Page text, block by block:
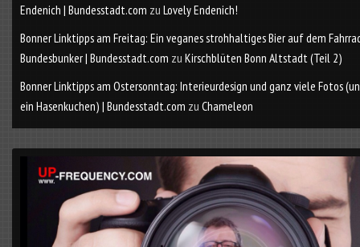
Endenich | Bundesstadt.com zu Lovely Endenich!
Bonner Linktipps am Freitag: Ein veganes strohhaltiges Bier auf dem
Bundesbunker | Bundesstadt.com zu Kirschblüten Bonn Altstadt (Teil 2)
Bonner Linktipps am Ostersonntag: Interieurdesign und ganz viele Fotos
ein Hasenkuchen) | Bundesstadt.com zu Chameleon